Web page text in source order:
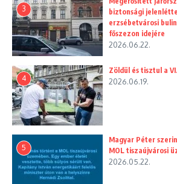
3
biztonsági
erzsébetvárosi
főszezon idejére
2026.06.22.
4
Zöldül és tisztul a
2026.06.19.
5
Magyar Péter
MOL tiszaújvárosi
2026.05.22.